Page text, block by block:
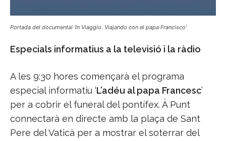
Portada del documental 'In Viaggio. Viajando con el papa Francisco'
Especials informatius a la televisió i la ràdio
A les 9:30 hores començarà el programa
especial informatiu ‘L’adéu al papa Francesc’
per a cobrir el funeral del pontífex. À Punt
connectarà en directe amb la plaça de Sant
Pere del Vaticà per a mostrar el soterrar del